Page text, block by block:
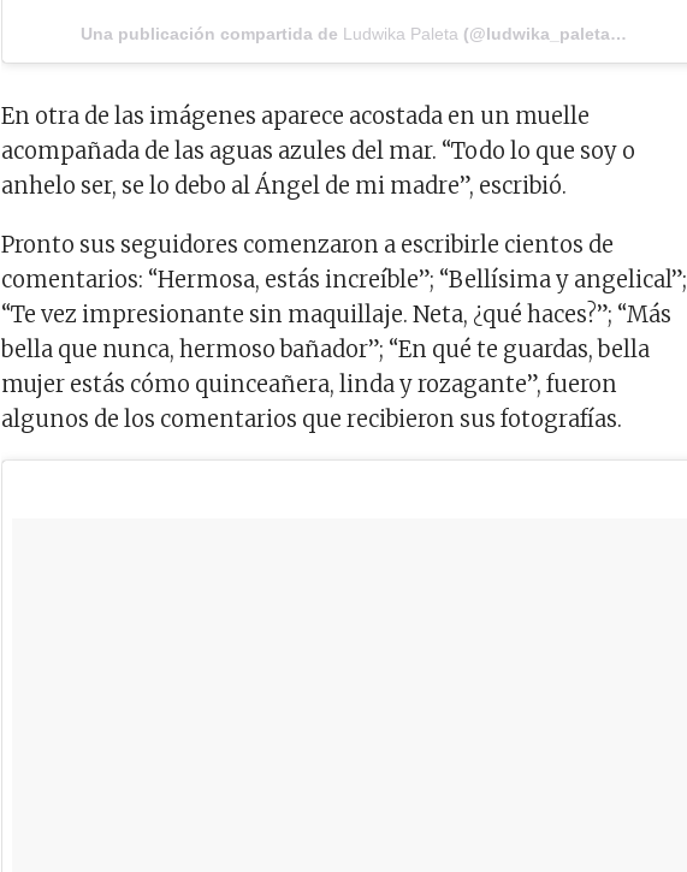
Una publicación compartida de Ludwika Paleta (@ludwika_paleta) el
En otra de las imágenes aparece acostada en un muelle
acompañada de las aguas azules del mar. “Todo lo que soy o
anhelo ser, se lo debo al Ángel de mi madre”, escribió.
Pronto sus seguidores comenzaron a escribirle cientos de
comentarios: “Hermosa, estás increíble”; “Bellísima y angelical”;
“Te vez impresionante sin maquillaje. Neta, ¿qué haces?”; “Más
bella que nunca, hermoso bañador”; “En qué te guardas, bella
mujer estás cómo quinceañera, linda y rozagante”, fueron
algunos de los comentarios que recibieron sus fotografías.